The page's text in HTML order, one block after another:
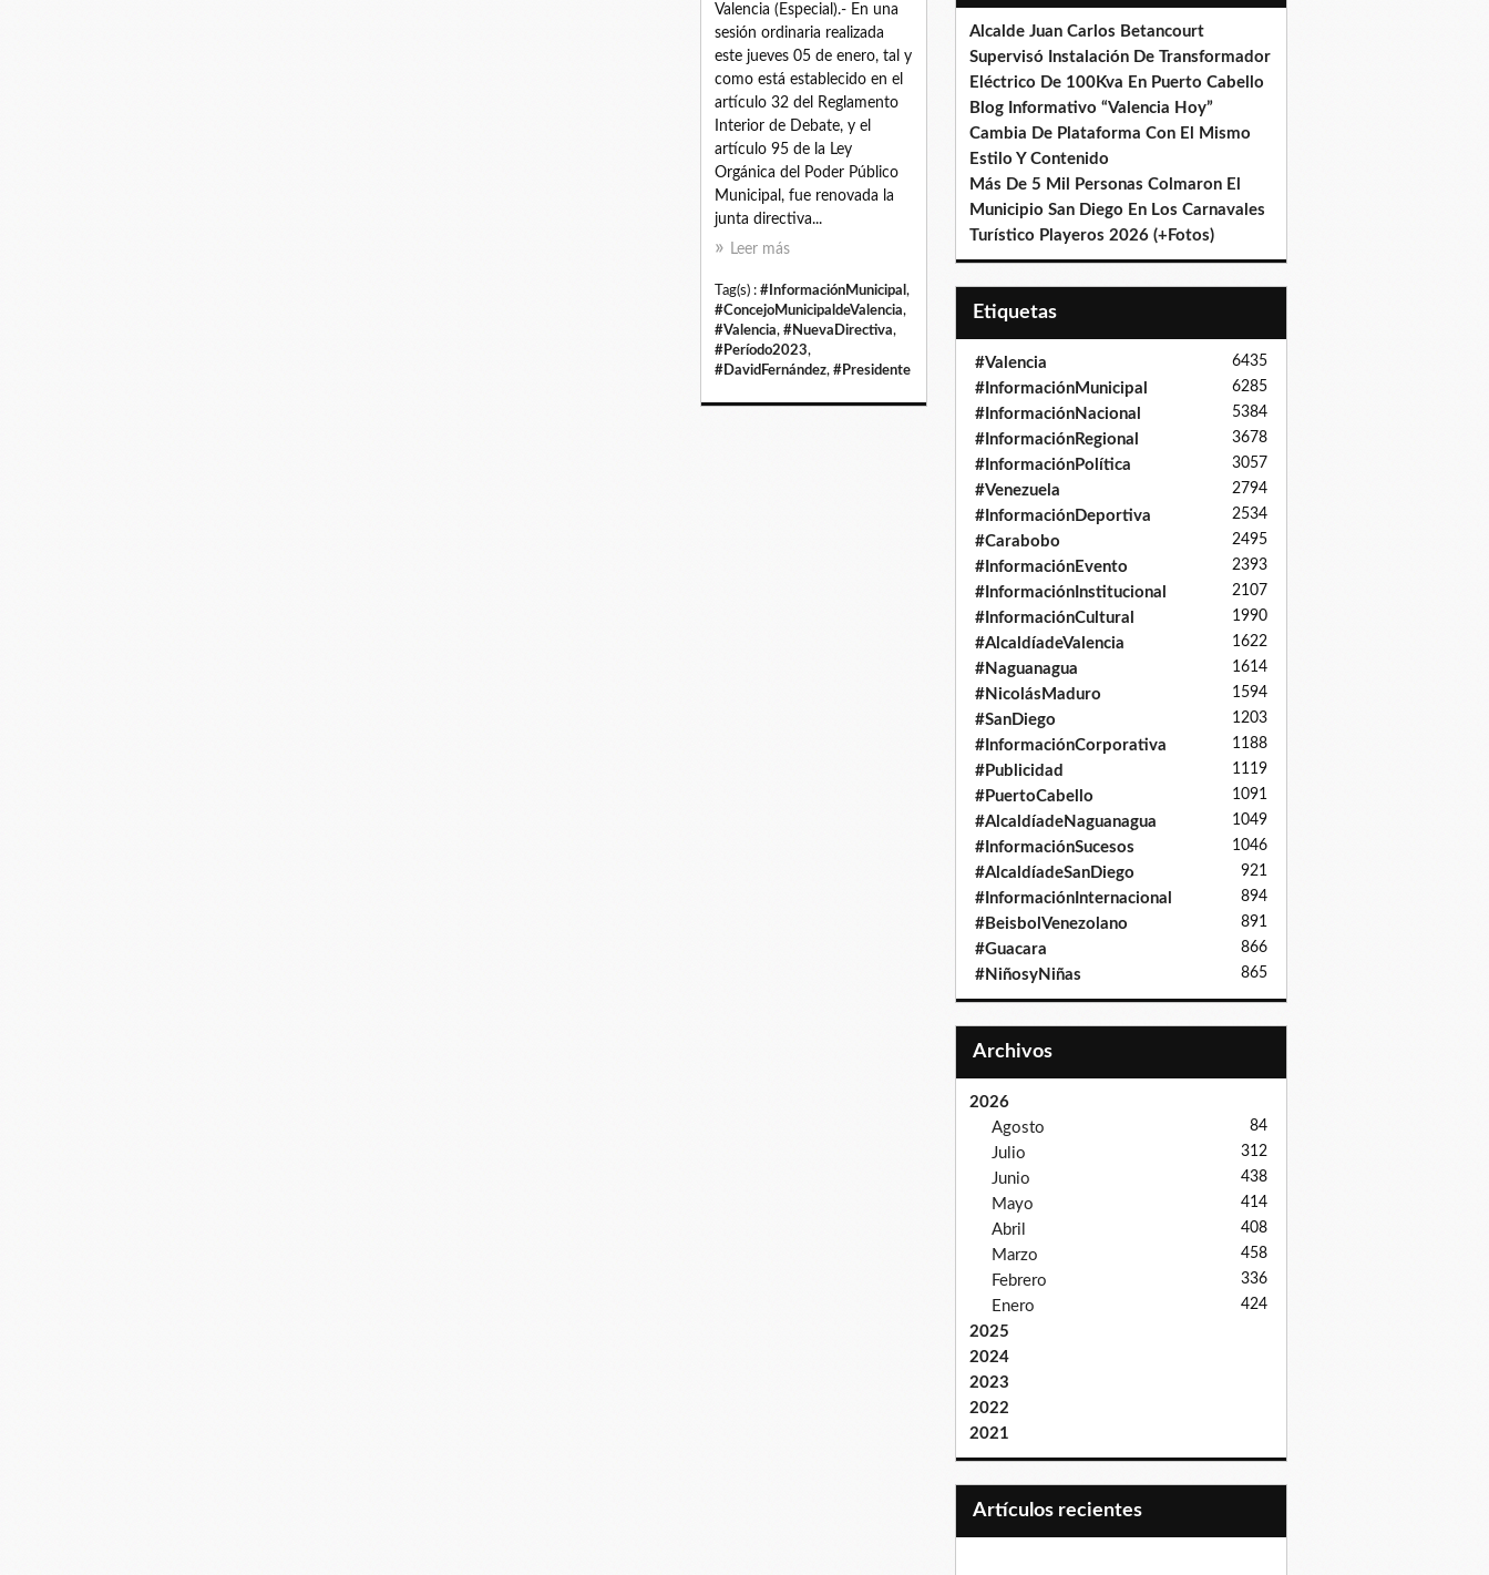
Valencia (Especial).- En una
sesión ordinaria realizada
este jueves 05 de enero, tal y
como está establecido en el
artículo 32 del Reglamento
Interior de Debate, y el
artículo 95 de la Ley
Orgánica del Poder Público
Municipal, fue renovada la
junta directiva...
Leer más
Tag(s) : #InformaciónMunicipal ,
#ConcejoMunicipaldeValencia,
#Valencia, #NuevaDirectiva,
#Período2023,
#DavidFernández, #Presidente
Alcalde Juan Carlos Betancourt
Supervisó Instalación De Transformador
Eléctrico De 100Kva En Puerto Cabello
Blog Informativo “Valencia Hoy”
Cambia De Plataforma Con El Mismo
Estilo Y Contenido
Más De 5 Mil Personas Colmaron El
Municipio San Diego En Los Carnavales
Turístico Playeros 2026 (+Fotos)
Etiquetas
#Valencia 6435
#InformaciónMunicipal 6285
#InformaciónNacional 5384
#InformaciónRegional 3678
#InformaciónPolítica 3057
#Venezuela 2794
#InformaciónDeportiva 2534
#Carabobo 2495
#InformaciónEvento 2393
#InformaciónInstitucional 2107
#InformaciónCultural 1990
#AlcaldíadeValencia 1622
#Naguanagua 1614
#NicolásMaduro 1594
#SanDiego 1203
#InformaciónCorporativa 1188
#Publicidad 1119
#PuertoCabello 1091
#AlcaldíadeNaguanagua 1049
#InformaciónSucesos 1046
#AlcaldíadeSanDiego 921
#InformaciónInternacional 894
#BeisbolVenezolano 891
#Guacara 866
#NiñosyNiñas 865
Archivos
2026
Agosto
84
Julio 312
Junio 438
Mayo 414
Abril 408
Marzo 458
Febrero 336
Enero 424
2025
2024
2023
2022
2021
Artículos recientes